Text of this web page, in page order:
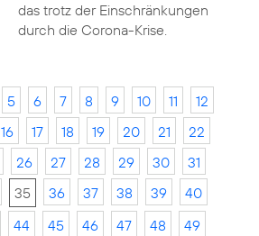
das trotz der Einschränkungen
durch die Corona-Krise.
5 6 7 8 9 10 11
12
16 17 18 19 20 21
22
26 27 28 29 30
31
35 36 37 38 39
40
44 45 46 47 48
49